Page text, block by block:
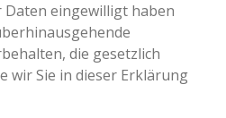
eingewilligt haben
die gesetzlich
wir Sie in dieser Erklärung